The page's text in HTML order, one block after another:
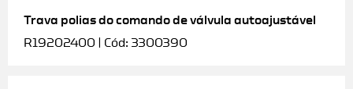
Trava polias do comando de válvula autoajustável
R19202400 | Cód: 3300390